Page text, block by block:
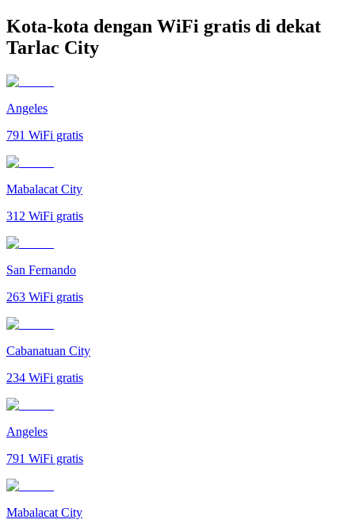
Kota-kota dengan WiFi gratis di dekat
Tarlac City
Angeles
791 WiFi gratis
Mabalacat City
312 WiFi gratis
San Fernando
263 WiFi gratis
Cabanatuan City
234 WiFi gratis
Angeles
791 WiFi gratis
Mabalacat City